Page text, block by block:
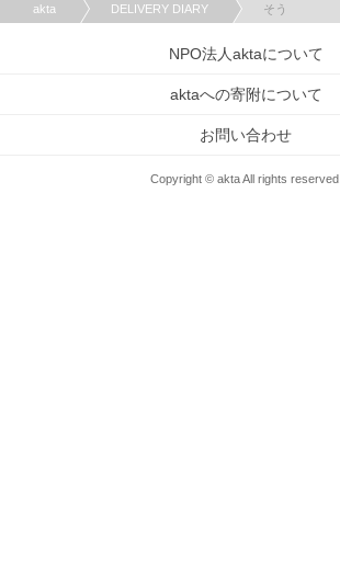
akta DELIVERY DIARY そう
NPO法人aktaについて
aktaへの寄附について
お問い合わせ
Copyright © akta All rights reserved.